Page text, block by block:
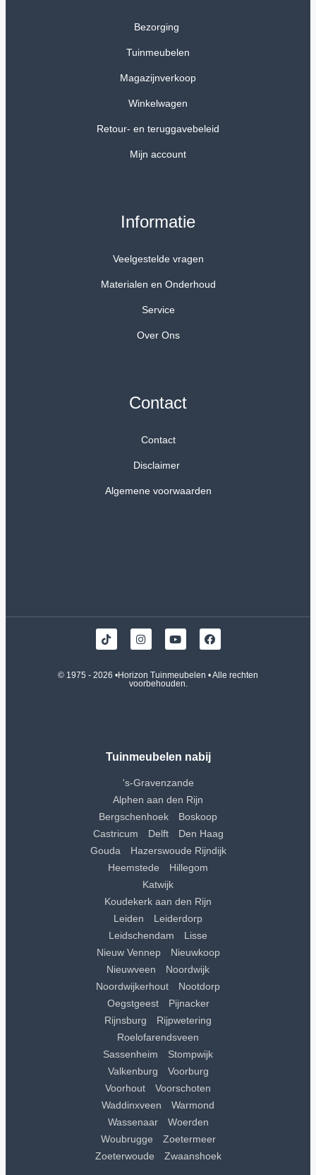
Bezorging
Tuinmeubelen
Magazijnverkoop
Winkelwagen
Retour- en teruggavebeleid
Mijn account
Informatie
Veelgestelde vragen
Materialen en Onderhoud
Service
Over Ons
Contact
Contact
Disclaimer
Algemene voorwaarden
© 1975 - 2026 •Horizon Tuinmeubelen • Alle rechten
voorbehouden.
Tuinmeubelen nabij
's-Gravenzande
Alphen aan den Rijn
Bergschenhoek
Boskoop
Castricum
Delft
Den Haag
Gouda
Hazerswoude Rijndijk
Heemstede
Hillegom
Katwijk
Koudekerk aan den Rijn
Leiden
Leiderdorp
Leidschendam
Lisse
Nieuw Vennep
Nieuwkoop
Nieuwveen
Noordwijk
Noordwijkerhout
Nootdorp
Oegstgeest
Pijnacker
Rijnsburg
Rijpwetering
Roelofarendsveen
Sassenheim
Stompwijk
Valkenburg
Voorburg
Voorhout
Voorschoten
Waddinxveen
Warmond
Wassenaar
Woerden
Woubrugge
Zoetermeer
Zoeterwoude
Zwaanshoek